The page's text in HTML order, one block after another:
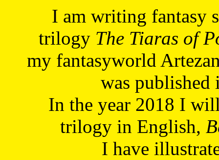
I am writing fantasy
trilogy The Tiaras of
my fantasyworld
was published
In the year 2018 I
trilogy in English,
I have